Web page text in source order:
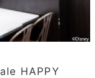
HAPPY